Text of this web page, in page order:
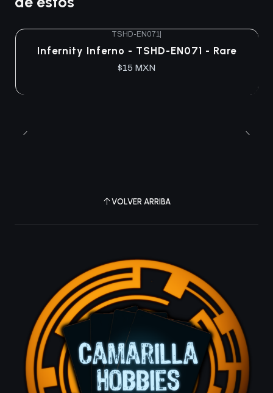
Agotado
TSHD-EN071 |
Infernity Inferno - TSHD-EN071 - Rare
$15 MXN
VOLVER ARRIBA